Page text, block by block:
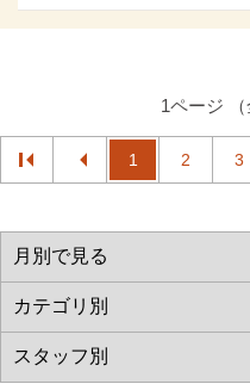
1ページ （
1 2 3